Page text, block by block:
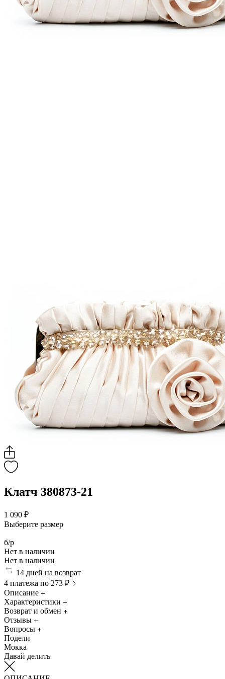
Клатч 380873-21
1 090 ₽
Выберите размер
б/р
Нет в наличии
Нет в наличии
14 дней на возврат
4 платежа по 273 ₽
Описание
Характеристики
Возврат и обмен
Отзывы
Вопросы
Подели
Мокка
Давай делить